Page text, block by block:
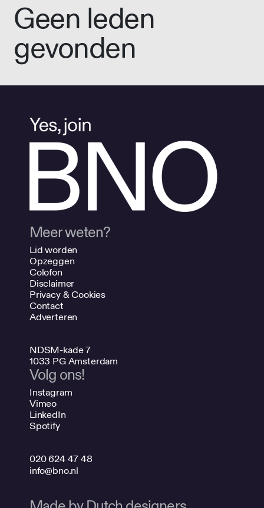
Geen leden
gevonden
Meer weten?
Lid worden
Opzeggen
Colofon
Disclaimer
Privacy & Cookies
Contact
Adverteren
NDSM-kade 7
1033 PG Amsterdam
Volg ons!
Instagram
Vimeo
LinkedIn
Spotify
020 624 47 48
info@bno.nl